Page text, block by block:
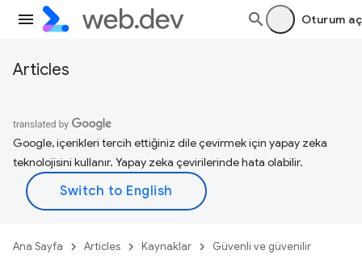
Oturum aç
Articles
Google, içerikleri tercih ettiğiniz dile çevirmek için yapay zeka
teknolojisini kullanır. Yapay zeka çevirilerinde hata olabilir.
Ana Sayfa Articles Kaynaklar Güvenli ve güvenilir